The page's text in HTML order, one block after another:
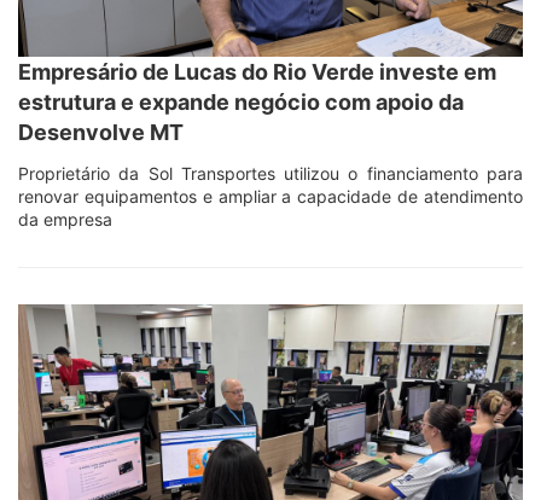
Empresário de Lucas do Rio Verde investe em
estrutura e expande negócio com apoio da
Desenvolve MT
Proprietário da Sol Transportes utilizou o financiamento para
renovar equipamentos e ampliar a capacidade de atendimento
da empresa